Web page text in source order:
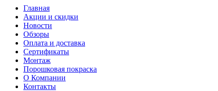
Главная
Акции и скидки
Новости
Обзоры
Оплата и доставка
Сертификаты
Монтаж
Порошковая покраска
О Компании
Контакты